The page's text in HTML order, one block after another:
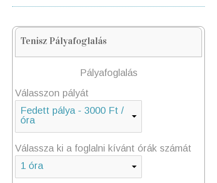
Tenisz Pályafoglalás
Pályafoglalás
Válasszon pályát
Fedett pálya - 3000 Ft /
óra
Válassza ki a foglalni kívánt órák számát
1 óra